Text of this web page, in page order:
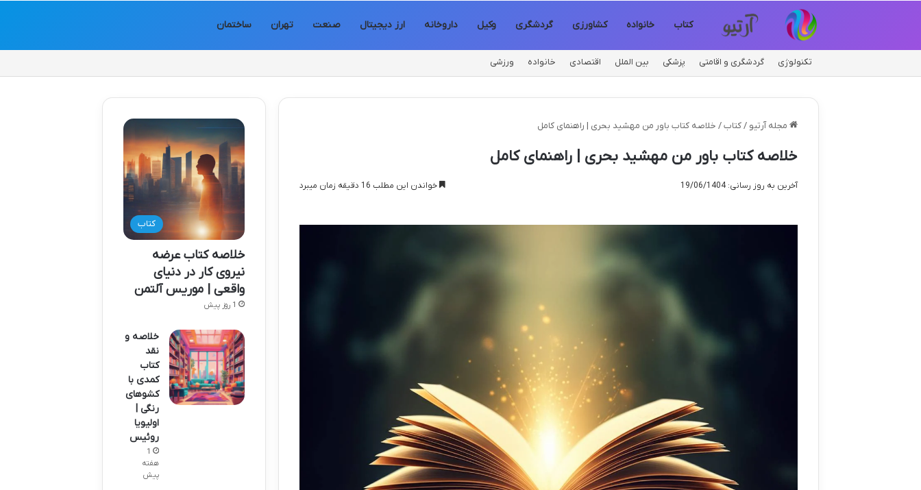
کتاب خانواده کشاورزی گردشگری وکیل داروخانه ارز دیجیتال صنعت تهران ساختمان
تکنولوژی گردشگری و اقامتی پزشکی بین الملل اقتصادی خانواده ورزشی
مجله آرتیو / کتاب / خلاصه کتاب باور من مهشید بحری | راهنمای کامل
خلاصه کتاب باور من مهشید بحری | راهنمای کامل
آخرین به روز رسانی: 19/06/1404 خواندن این مطلب 16 دقیقه زمان میبرد
کتاب
خلاصه کتاب عرضه
نیروی کار در دنیای
واقعی | موریس آلتمن
1 روز پیش
خلاصه و
نقد
کتاب
کمدی با
کشوهای
رنگی |
اولیویا
روئیس
1
هفته
پیش